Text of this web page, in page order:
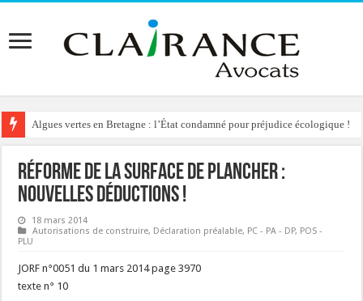
Algues vertes en Bretagne : l’État condamné pour préjudice écologique !
Reconstruction de chalets d’alpage : le préfet condamné à délivrer
Réforme de la surface de plancher :
nouvelles déductions !
18 mars 2014
Autorisations de construire, Déclaration préalable, PC - PA - DP, POS -
PLU
JORF n°0051 du 1 mars 2014 page 3970
texte n° 10